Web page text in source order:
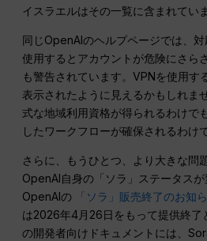
イスラエルはその一覧に含まれてい
同じOpenAIのヘルプページでは、
使用するとアカウントが危険にさら
も警告されています。VPNを使用す
表示されたように見えるかもしれま
式な地域利用資格が得られるわけで
したワークフローが確保されるわけ
さらに、もうひとつ、より大きな問
OpenAI自身の「ソラ」ステータスが
OpenAIの
「ソラ」販売終了のお知
は2026年4月26日をもって提供終了
の開発者向けドキュメントには、